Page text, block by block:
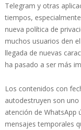
Telegram y otras
tiempos,
nueva política de
muchos usuarios den
llegada de nuevas
ha pasado a ser más
Los contenidos con
autodestruyen son
atención de WhatsApp
mensajes temporales